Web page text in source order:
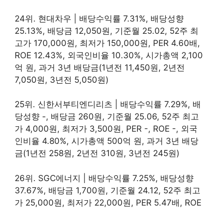
24위. 현대차우 | 배당수익률 7.31%, 배당성향
25.13%, 배당금 12,050원, 기준월 25.02, 52주 최
고가 170,000원, 최저가 150,000원, PER 4.60배,
ROE 12.43%, 외국인비율 10.30%, 시가총액 2,100
억 원, 과거 3년 배당금(1년전 11,450원, 2년전
7,050원, 3년전 5,050원)
25위. 신한서부티엔디리츠 | 배당수익률 7.29%, 배
당성향 -, 배당금 260원, 기준월 25.06, 52주 최고
가 4,000원, 최저가 3,500원, PER -, ROE -, 외국
인비율 4.80%, 시가총액 500억 원, 과거 3년 배당
금(1년전 258원, 2년전 310원, 3년전 245원)
26위. SGC에너지 | 배당수익률 7.25%, 배당성향
37.67%, 배당금 1,700원, 기준월 24.12, 52주 최고
가 25,000원, 최저가 22,000원, PER 5.47배, ROE